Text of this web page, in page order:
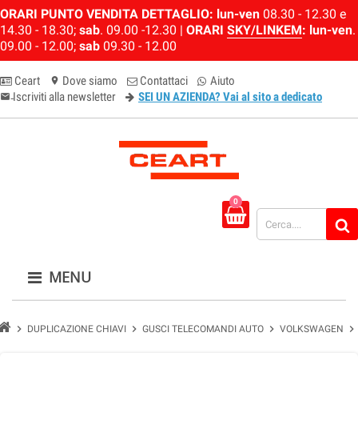
ORARI PUNTO VENDITA DETTAGLIO: lun-ven 08.30 - 12.30 e
14.30 - 18.30; sab. 09.00 -12.30 | ORARI SKY/LINKEM: lun-ven.
09.00 - 12.00; sab 09.30 - 12.00
Ceart location_on Dove siamo Contattaci Aiuto
email-newsletter
Iscriviti alla newsletter SEI UN AZIENDA? Vai al sito a dedicato
0
MENU
chevron_right DUPLICAZIONE CHIAVI chevron_right GUSCI TELECOMANDI AUTO chevron_right VOLKSWAGEN chevron_right